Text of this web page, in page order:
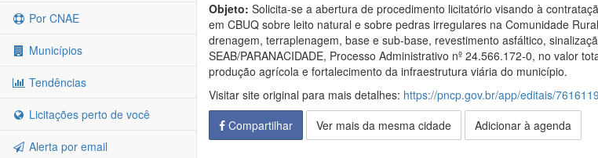
Por CNAE
Municípios
Tendências
Licitações perto de você
Alerta por email
Objeto: Solicita-se a abertura de procedimento licitatório visando à
em CBUQ sobre leito natural e sobre pedras irregulares na Comunidade
drenagem, terraplenagem, base e sub-base, revestimento asfáltico,
SEAB/PARANACIDADE, Processo Administrativo nº 24.566.172-0, no valor
produção agrícola e fortalecimento da infraestrutura viária do município.
Visitar site original para mais detalhes: https://pncp.gov.br/app/editais/
Compartilhar
Ver mais da mesma cidade Adicionar à agenda